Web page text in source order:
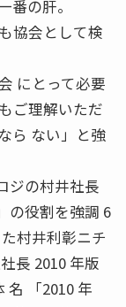
番の肝。
協会として検
にとって必要
ご理解いただ
ら ない」と強
ジの村井社長
の役割を強調 6
村井利彰ニチ
長 2010 年版
「2010 年